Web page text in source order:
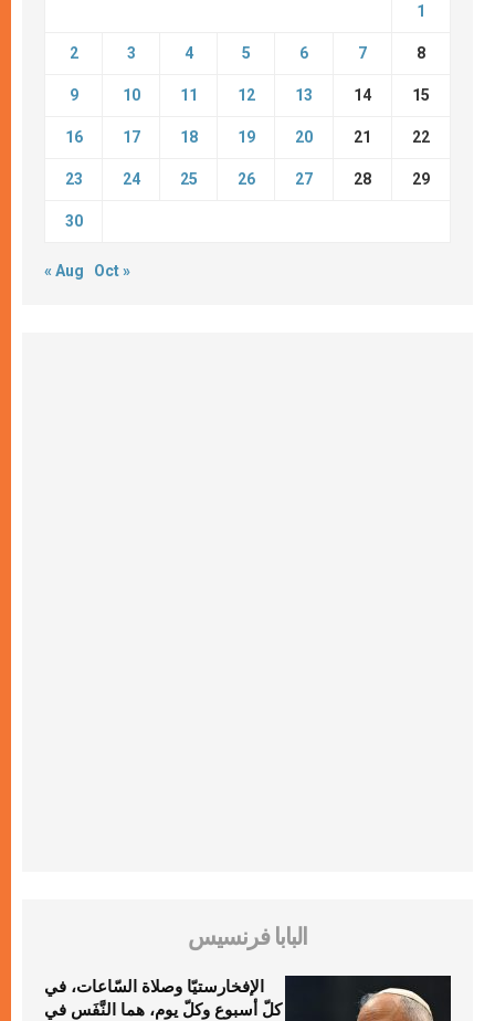
1
2 3 4 5 6 7 8
9 10 11 12 13 14 15
16 17 18 19 20 21 22
23 24 25 26 27 28 29
30
« Aug Oct »
البابا فرنسيس
الإفخارستيّا وصلاة السّاعات، في
كلّ أسبوع وكلّ يوم، هما النَّفَس في